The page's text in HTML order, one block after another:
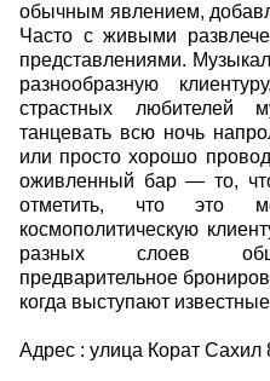
обычным явлением,
Часто с живыми
представлениями.
разнообразную
страстных любителей
танцевать всю ночь
или просто хорошо
оживленный бар — то,
отметить, что это
космополитическую
разных слоев
предварительное
когда выступают
Адрес : улица Корат Сахил